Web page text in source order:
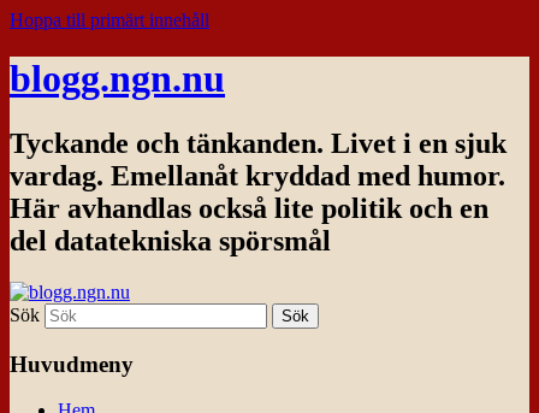
Hoppa till primärt innehåll
blogg.ngn.nu
Tyckande och tänkanden. Livet i en sjuk
vardag. Emellanåt kryddad med humor.
Här avhandlas också lite politik och en
del datatekniska spörsmål
Sök
Huvudmeny